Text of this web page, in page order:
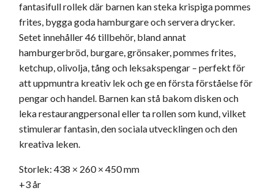
fantasifull rollek där barnen kan steka krispiga pommes
frites, bygga goda hamburgare och servera drycker.
Setet innehåller 46 tillbehör, bland annat
hamburgerbröd, burgare, grönsaker, pommes frites,
ketchup, olivolja, tång och leksakspengar – perfekt för
att uppmuntra kreativ lek och ge en första förståelse för
pengar och handel. Barnen kan stå bakom disken och
leka restaurangpersonal eller ta rollen som kund, vilket
stimulerar fantasin, den sociala utvecklingen och den
kreativa leken.
Storlek: 438 × 260 × 450 mm
+3 år